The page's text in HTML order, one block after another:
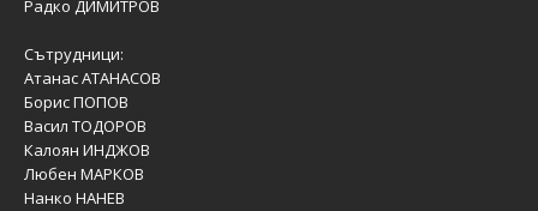
Радко ДИМИТРОВ
Сътрудници:
Атанас АТАНАСОВ
Борис ПОПОВ
Васил ТОДОРОВ
Калоян ИНДЖОВ
Любен МАРКОВ
Нанко НАНЕВ